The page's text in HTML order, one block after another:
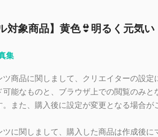
対象商品】黄色👙明るく元気い
集
ツ商品に関しまして、クリエイターの設定
可能なものと、ブラウザ上での閲覧のみと
。また、購入後に設定が変更となる場合が
ツに関しまして、購入した商品は作成後に